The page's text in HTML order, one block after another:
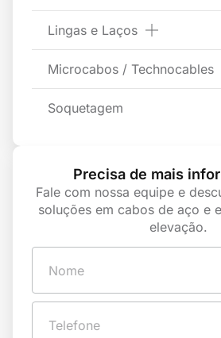
Lingas e Laços
Microcabos / Technocables
Soquetagem
Precisa de mais
Fale com nossa equipe e
soluções em cabos de aço e
elevação.